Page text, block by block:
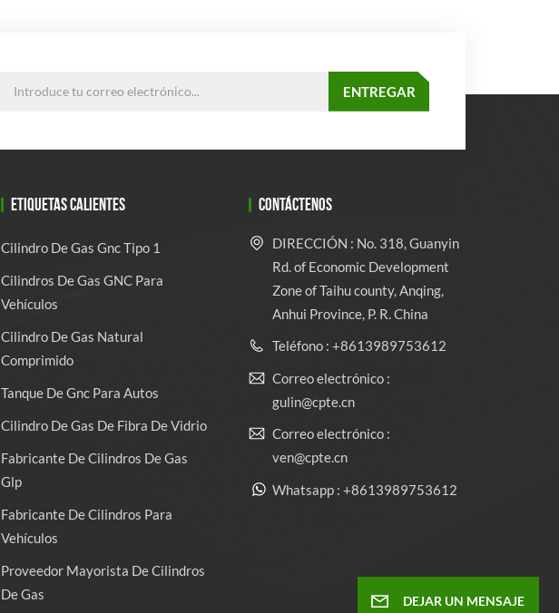
ETIQUETAS CALIENTES
Cilindro De Gas Gnc Tipo 1
Cilindros De Gas GNC Para
Vehículos
Cilindro De Gas Natural
Comprimido
Tanque De Gnc Para Autos
Cilindro De Gas De Fibra De Vidrio
Fabricante De Cilindros De Gas
Glp
Fabricante De Cilindros Para
Vehículos
Proveedor Mayorista De Cilindros
De Gas
CONTÁCTENOS
DIRECCIÓN : No. 318, Guanyin
Rd. of Economic Development
Zone of Taihu county, Anqing,
Anhui Province, P. R. China
Teléfono : +8613989753612
Correo electrónico :
gulin@cpte.cn
Correo electrónico :
ven@cpte.cn
Whatsapp : +8613989753612
DEJAR UN MENSAJE